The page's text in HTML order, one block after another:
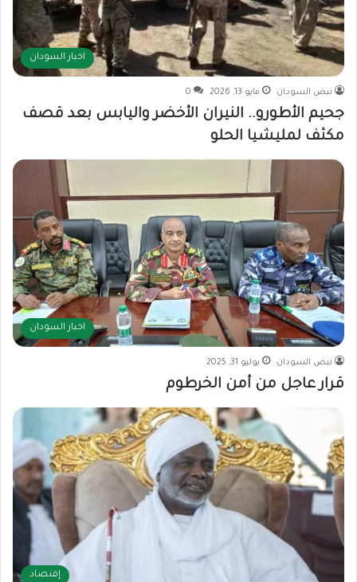
اخبار السودان
نبض السودان مايو 13, 2026 0
جحيم الأطورو.. النيران الأخضر واليابس بعد قصف
مكثف لمليشيا الحلو
اخبار السودان
نبض السودان يوليو 31, 2025
قرار عاجل من أمن الخرطوم
إقتصاد